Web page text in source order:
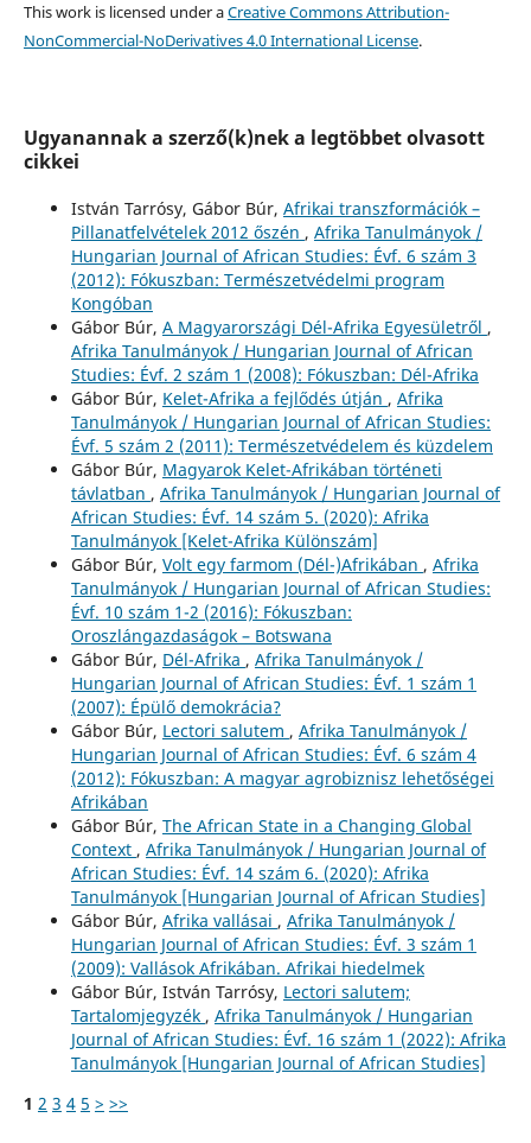
This work is licensed under aCreative Commons Attribution-
NonCommercial-NoDerivatives 4.0 International License.
Ugyanannak a szerző(k)nek a legtöbbet olvasott
cikkei
István Tarrósy, Gábor Búr, Afrikai transzformációk –
Pillanatfelvételek 2012 őszén , Afrika Tanulmányok /
Hungarian Journal of African Studies: Évf. 6 szám 3
(2012): Fókuszban: Természetvédelmi program
Kongóban
Gábor Búr, A Magyarországi Dél-Afrika Egyesületről ,
Afrika Tanulmányok / Hungarian Journal of African
Studies: Évf. 2 szám 1 (2008): Fókuszban: Dél-Afrika
Gábor Búr, Kelet-Afrika a fejlődés útján , Afrika
Tanulmányok / Hungarian Journal of African Studies:
Évf. 5 szám 2 (2011): Természetvédelem és küzdelem
Gábor Búr, Magyarok Kelet-Afrikában történeti
távlatban , Afrika Tanulmányok / Hungarian Journal of
African Studies: Évf. 14 szám 5. (2020): Afrika
Tanulmányok [Kelet-Afrika Különszám]
Gábor Búr, Volt egy farmom (Dél-)Afrikában , Afrika
Tanulmányok / Hungarian Journal of African Studies:
Évf. 10 szám 1-2 (2016): Fókuszban:
Oroszlángazdaságok – Botswana
Gábor Búr, Dél-Afrika , Afrika Tanulmányok /
Hungarian Journal of African Studies: Évf. 1 szám 1
(2007): Épülő demokrácia?
Gábor Búr, Lectori salutem , Afrika Tanulmányok /
Hungarian Journal of African Studies: Évf. 6 szám 4
(2012): Fókuszban: A magyar agrobiznisz lehetőségei
Afrikában
Gábor Búr, The African State in a Changing Global
Context , Afrika Tanulmányok / Hungarian Journal of
African Studies: Évf. 14 szám 6. (2020): Afrika
Tanulmányok [Hungarian Journal of African Studies]
Gábor Búr, Afrika vallásai , Afrika Tanulmányok /
Hungarian Journal of African Studies: Évf. 3 szám 1
(2009): Vallások Afrikában. Afrikai hiedelmek
Gábor Búr, István Tarrósy, Lectori salutem;
Tartalomjegyzék , Afrika Tanulmányok / Hungarian
Journal of African Studies: Évf. 16 szám 1 (2022): Afrika
Tanulmányok [Hungarian Journal of African Studies]
1 2 3 4 5 > >>